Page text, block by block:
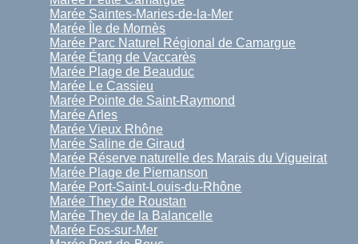
Marée Saintes-Maries-de-la-Mer
Marée Île de Mornès
Marée Parc Naturel Régional de Camargue
Marée Étang de Vaccarès
Marée Plage de Beauduc
Marée Le Cassieu
Marée Pointe de Saint-Raymond
Marée Arles
Marée Vieux Rhône
Marée Saline de Giraud
Marée Réserve naturelle des Marais du Vigueirat
Marée Plage de Piemanson
Marée Port-Saint-Louis-du-Rhône
Marée They de Roustan
Marée They de la Balancelle
Marée Fos-sur-Mer